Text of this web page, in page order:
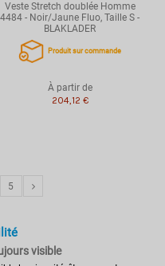
Veste Stretch doublée Homme
4484 - Noir/Jaune Fluo, Taille S -
BLAKLADER
Produit sur commande
À partir de
204,12 €
5
visible